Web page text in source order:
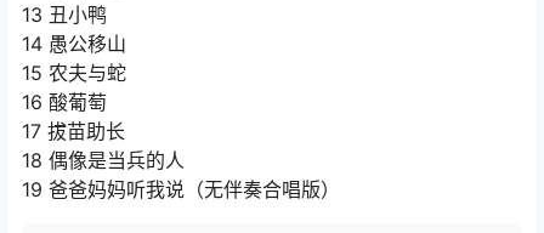
13 丑小鸭
14 愚公移山
15 农夫与蛇
16 酸葡萄
17 拔苗助长
18 偶像是当兵的人
19 爸爸妈妈听我说（无伴奏合唱版）